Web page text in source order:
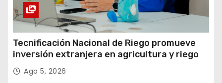
Tecnificación Nacional de Riego promueve
inversión extranjera en agricultura y riego
Ago 5, 2026